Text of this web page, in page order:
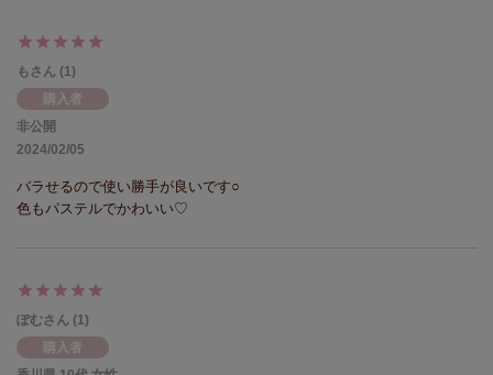
も
1
購入者
非公開
2024/02/05
バラせるので使い勝手が良いです○
色もパステルでかわいい♡
ぽむ
1
購入者